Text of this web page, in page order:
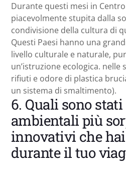
Durante questi mesi in
piacevolmente stupita dalla
condivisione della cultura di
Questi Paesi hanno una
livello culturale e naturale,
un’istruzione ecologica.
rifiuti e odore di plastica
un sistema di smaltimento).
6. Quali sono
ambientali più
innovativi che
durante il tuo